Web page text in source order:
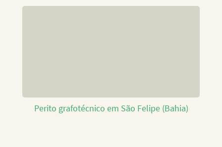
Perito grafotécnico em São Felipe (Bahia)